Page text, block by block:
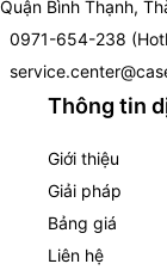
Quận Bình Thạnh,
0971-654-238
Thông tin
Giới thiệu
Giải pháp
Bảng giá
Liên hệ